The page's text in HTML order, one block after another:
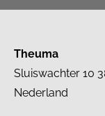
Theuma
Sluiswachter 10
Nederland